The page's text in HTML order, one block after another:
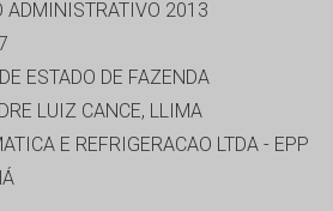
ADMINISTRATIVO 2013
ESTADO DE FAZENDA
LUIZ CANCE, LLIMA
E REFRIGERACAO LTDA - EPP